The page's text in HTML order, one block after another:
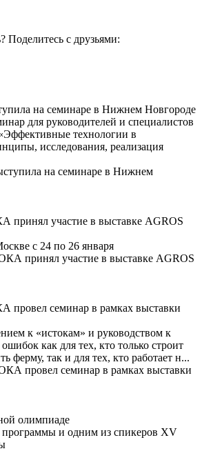
Поделитесь с друзьями:
на семинаре в Нижнем Новгороде
для руководителей и специалистов
технологии в
исследования, реализация
участие в выставке AGROS
с 24 по 26 января
семинар в рамках выставки
к «истокам» и руководством к
как для тех, кто только строит
ферму, так и для тех, кто работает н...
олимпиаде
программы и одним из спикеров XV